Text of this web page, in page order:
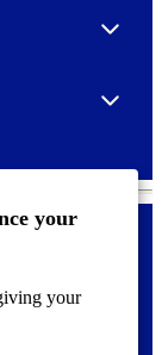
your
your
Expand
Expand